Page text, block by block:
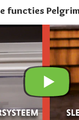
functies